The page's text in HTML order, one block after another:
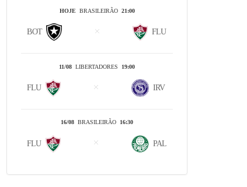
HOJE BRASILEIRÃO 21:00
BOT FLU
11/08 LIBERTADORES 19:00
FLU IRV
16/08 BRASILEIRÃO 16:30
FLU PAL